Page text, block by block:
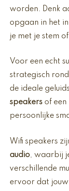
worden. Denk
opgaan in het
je met je stem
Voor een echt
strategisch
de ideale
speakers of een
persoonlijke
Wifi speakers
audio, waarbij
verschillende
ervoor dat jouw